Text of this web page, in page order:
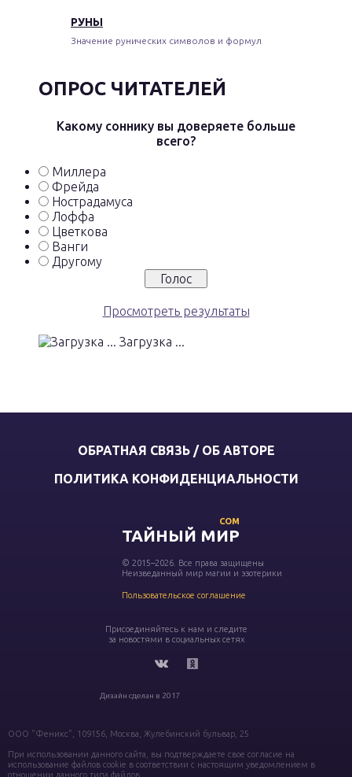
РУНЫ
Значение рунических символов и формул
ОПРОС ЧИТАТЕЛЕЙ
Какому соннику вы доверяете больше
всего?
Миллера
Фрейда
Нострадамуса
Лоффа
Цветкова
Ванги
Другому
Просмотреть результаты
Загрузка ...
ОБРАТНАЯ СВЯЗЬ / ОБ АВТОРЕ
ПОЛИТИКА КОНФИДЕНЦИАЛЬНОСТИ
ТАЙНЫЙ МИР
COM
© 2015–2026. Все права защищены
Неизведанный мир магии и эзотерики
Пользовательское соглашение
Присоединяйтесь к нам и следите
за новостями в социальных сетях
Дизайн сделан в 2017
ООО "Феникс", 109156, Москва, Жулебинский бульвар, 25
При использовании данного сайта, вы подтверждаете свое согласие на
использование файлов cookie в соответствии с настоящим уведомлением в
отношении данного типа файлов.